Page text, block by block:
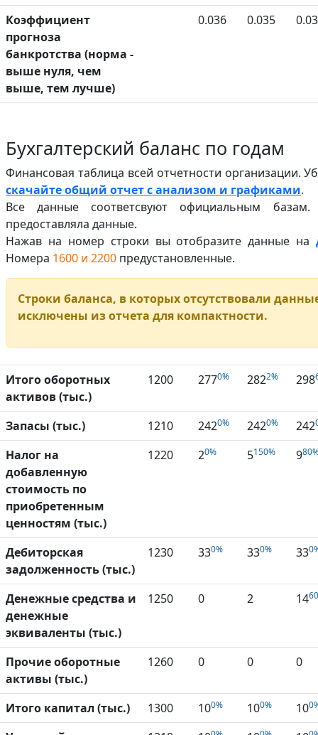
Коэффициент
прогноза
банкротства (норма -
выше нуля, чем
выше, тем лучше)
0.036 0.035
Бухгалтерский баланс по годам
Финансовая таблица всей отчетности организации.
скачайте общий отчет с анализом и графиками.
Все данные соответсвуют официальным
предоставляла данные.
Нажав на номер строки вы отобразите данные на
Номера 1600 и 2200 предустановленные.
Строки баланса, в которых отсутствовали
исключены из отчета для компактности.
Итого оборотных
активов (тыс.)
1200 2770% 2822% 298
Запасы (тыс.) 1210 2420% 2420% 242
Налог на
добавленную
стоимость по
приобретенным
ценностям (тыс.)
1220 20% 5150% 9
Дебиторская
задолженность (тыс.)
1230 330% 330% 33
Денежные средства и
денежные
эквиваленты (тыс.)
1250 0 2 14
Прочие оборотные
активы (тыс.)
1260 0 0 0
Итого капитал (тыс.) 1300 100% 100% 10